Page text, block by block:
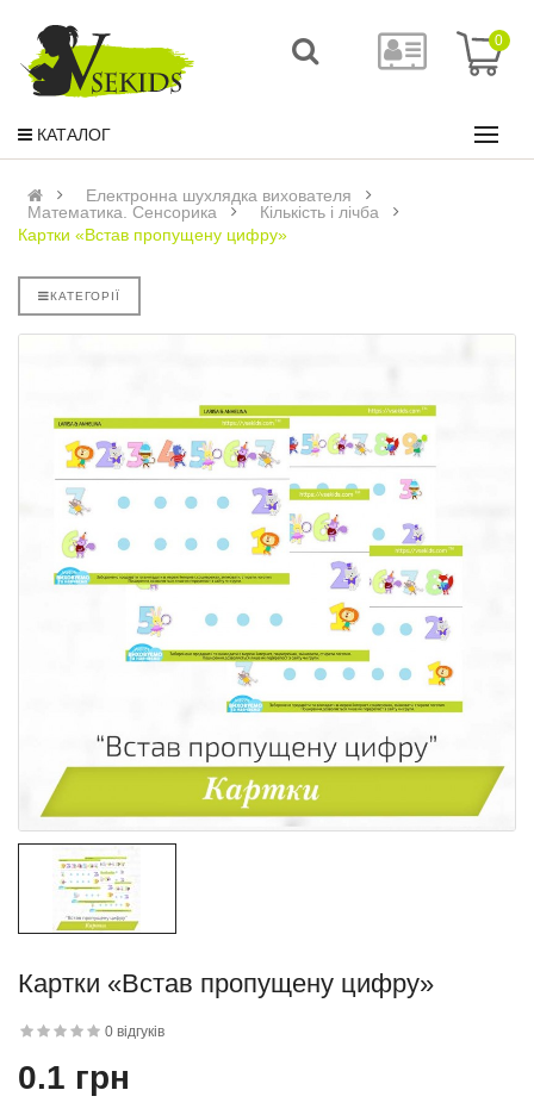
0
КАТАЛОГ
Електронна шухлядка вихователя
Математика. Сенсорика
Кількість і лічба
Картки «Встав пропущену цифру»
КАТЕГОРІЇ
Картки «Встав пропущену цифру»
0 відгуків
0.1 грн